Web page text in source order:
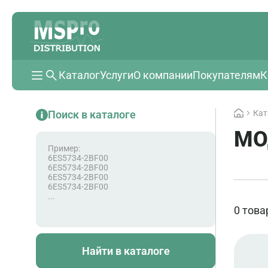
КаталогУслугиО компанииПокупателям
Поиск в каталоге
Пример:
6ES5734-2BF00
6ES5734-2BF00
6ES5734-2BF00
6ES5734-2BF00
...
Найти в каталоге
0